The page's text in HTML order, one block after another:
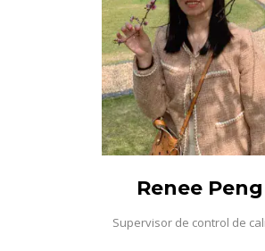
Renee Peng
Supervisor de control de